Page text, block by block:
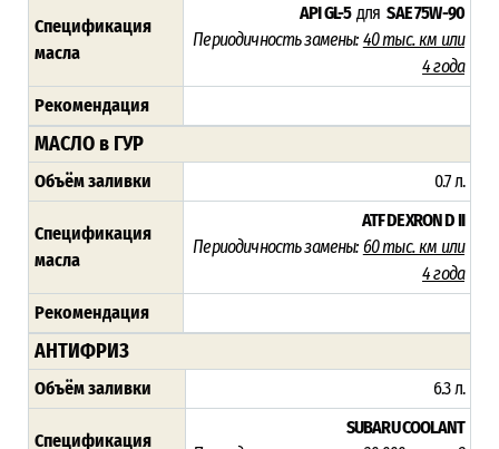
Спецификация
масла
API GL-5 дляSAE 75W-90
Периодичность замены: 40 тыс. км или
4 года
Рекомендация
МАСЛО в ГУР
Объём заливки 0.7 л.
Спецификация
масла
ATF DEXRON D II
Периодичность замены: 60 тыс. км или
4 года
Рекомендация
АНТИФРИЗ
Объём заливки 6.3 л.
Спецификация
SUBARU COOLANT